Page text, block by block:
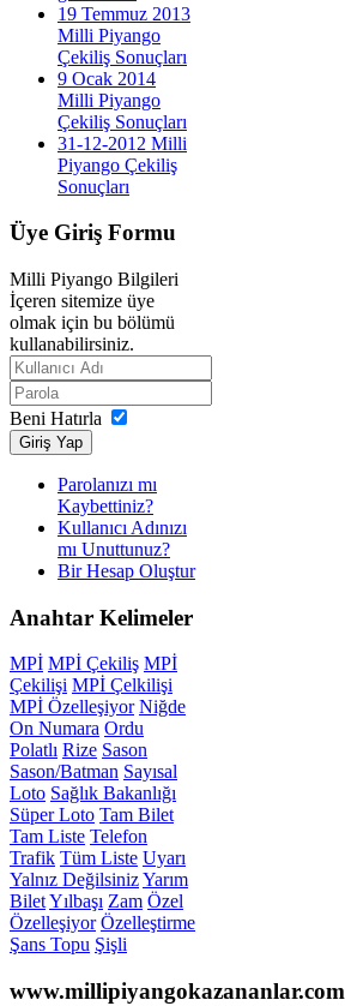
19 Temmuz 2013
Milli Piyango
Çekiliş Sonuçları
9 Ocak 2014
Milli Piyango
Çekiliş Sonuçları
31-12-2012 Milli
Piyango Çekiliş
Sonuçları
Üye Giriş Formu
Milli Piyango Bilgileri
İçeren sitemize üye
olmak için bu bölümü
kullanabilirsiniz.
Beni Hatırla
Giriş Yap
Parolanızı mı
Kaybettiniz?
Kullanıcı Adınızı
mı Unuttunuz?
Bir Hesap Oluştur
Anahtar Kelimeler
MPİ MPİ Çekiliş MPİ
Çekilişi MPİ Çelkilişi
MPİ Özelleşiyor Niğde
On Numara Ordu
Polatlı Rize Sason
Sason/Batman Sayısal
Loto Sağlık Bakanlığı
Süper Loto Tam Bilet
Tam Liste Telefon
Trafik Tüm Liste Uyarı
Yalnız DeğilsinizYarım
BiletYılbaşı Zam Özel
Özelleşiyor Özelleştirme
Şans Topu Şişli
www.millipiyangokazananlar.com